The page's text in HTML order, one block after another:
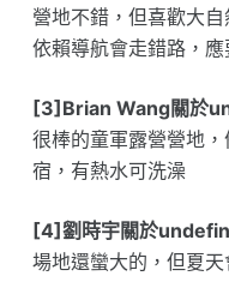
營地不錯，但喜歡大
依賴導航會走錯路，
[3]Brian Wang關於
很棒的童軍露營營地
宿，有熱水可洗澡
[4]劉時宇關於
場地還蠻大的，但夏